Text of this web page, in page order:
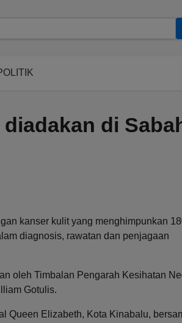
di
kanser kulit yang menghimpunkan
diagnosis, rawatan dan penjagaan
oleh Timbalan Pengarah Kesihatan
Gotulis.
Queen Elizabeth, Kota Kinabalu,